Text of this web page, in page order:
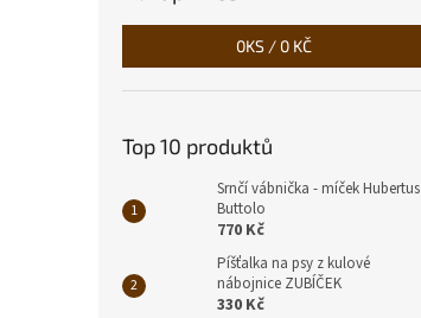
0KS / 0 KČ
Top 10 produktů
Srnčí vábnička - míček Hubertus
Buttolo
770 Kč
Píšťalka na psy z kulové
nábojnice ZUBÍČEK
330 Kč